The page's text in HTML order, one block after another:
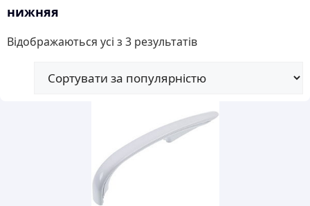
нижняя
Відображаються усі з 3 результатівSorted
popularity